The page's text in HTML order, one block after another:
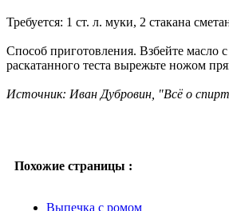
Требуется: 1 ст. л. муки, 2 стакана
Способ приготовления. Взбейте масло
раскатанного теста вырежьте ножом
Источник: Иван Дубровин, "Всё о
Похожие страницы :
Выпечка с ромом